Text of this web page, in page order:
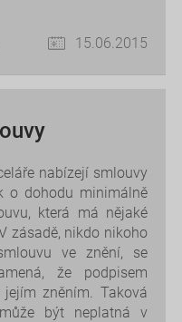
15.06.2015
nabízejí smlouvy
o dohodu minimálně
která má nějaké
zásadě, nikdo nikoho
ve znění, se
že podpisem
zněním. Taková
být neplatná v